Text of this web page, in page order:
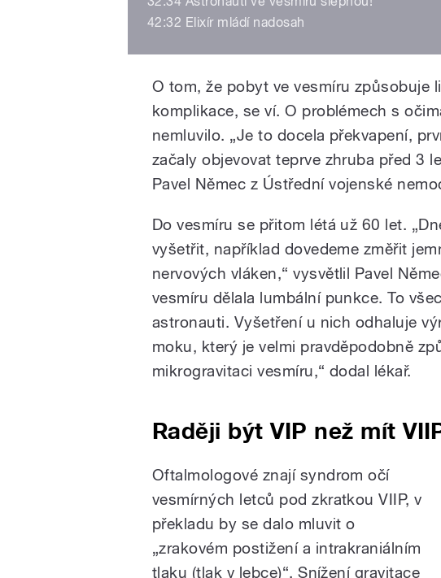
42:32 Elixír mládí nadosah
O tom, že pobyt ve vesmíru způsobuje
komplikace, se ví. O problémech s
nemluvilo. „Je to docela překvapení,
začaly objevovat teprve zhruba před 3
Pavel Němec z Ústřední vojenské
Do vesmíru se přitom létá už 60 let.
vyšetřit, například dovedeme změřit
nervových vláken,“ vysvětlil Pavel
vesmíru dělala lumbální punkce. To
astronauti. Vyšetření u nich odhaluje
moku, který je velmi pravděpodobně
mikrogravitaci vesmíru,“ dodal lékař.
Raději být VIP než mít
Oftalmologové znají syndrom očí
vesmírných letců pod zkratkou VIIP, v
překladu by se dalo mluvit o
„zrakovém postižení a intrakraniálním
tlaku (tlak v lebce)“. Snížení gravitace